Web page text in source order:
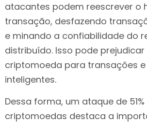
atacantes podem reescrever o
transação, desfazendo
e minando a confiabilidade do
distribuído. Isso pode
criptomoeda para transações
inteligentes.
Dessa forma, um ataque de
criptomoedas destaca a